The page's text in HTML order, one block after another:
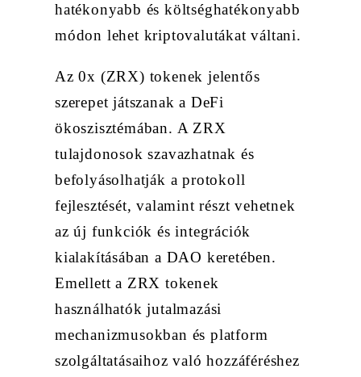
hatékonyabb és költséghatékonyabb
módon lehet kriptovalutákat váltani.
Az 0x (ZRX) tokenek jelentős
szerepet játszanak a DeFi
ökoszisztémában. A ZRX
tulajdonosok szavazhatnak és
befolyásolhatják a protokoll
fejlesztését, valamint részt vehetnek
az új funkciók és integrációk
kialakításában a DAO keretében.
Emellett a ZRX tokenek
használhatók jutalmazási
mechanizmusokban és platform
szolgáltatásaihoz való hozzáféréshez